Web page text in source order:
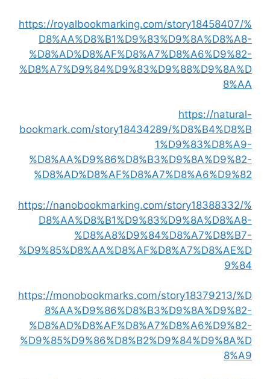
https://royalbookmarking.com/story18458407/%
D8%AA%D8%B1%D9%83%D9%8A%D8%A8-
%D8%AD%D8%AF%D8%A7%D8%A6%D9%82-
%D8%A7%D9%84%D9%83%D9%88%D9%8A%D
8%AA
https://natural-
bookmark.com/story18434289/%D8%B4%D8%B
1%D9%83%D8%A9-
%D8%AA%D9%86%D8%B3%D9%8A%D9%82-
%D8%AD%D8%AF%D8%A7%D8%A6%D9%82
https://nanobookmarking.com/story18388332/%
D8%AA%D8%B1%D9%83%D9%8A%D8%A8-
%D8%A8%D9%84%D8%A7%D8%B7-
%D9%85%D8%AA%D8%AF%D8%A7%D8%AE%D
9%84
https://monobookmarks.com/story18379213/%D
8%AA%D9%86%D8%B3%D9%8A%D9%82-
%D8%AD%D8%AF%D8%A7%D8%A6%D9%82-
%D9%85%D9%86%D8%B2%D9%84%D9%8A%D
8%A9